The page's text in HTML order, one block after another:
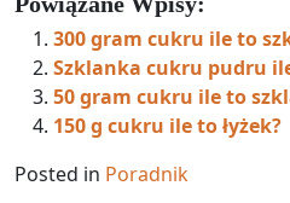
300 gram cukru ile to
Szklanka cukru pudru
50 gram cukru ile to
150 g cukru ile to łyżek?
Posted in Poradnik